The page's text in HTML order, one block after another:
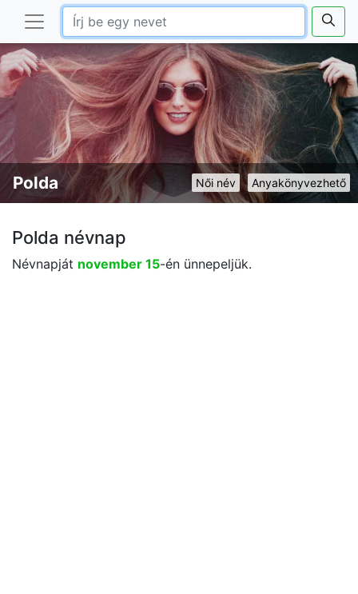
Anyakönyvezhető
Női név
Polda
Polda névnap
Névnapját november 15-én ünnepeljük.